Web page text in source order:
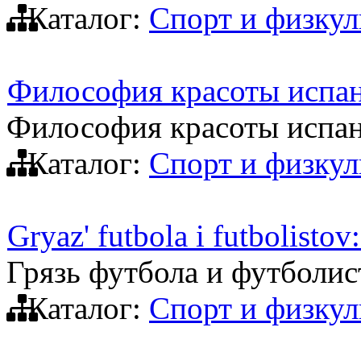
Каталог: Спорт и
Философия красоты
Философия красоты
Каталог: Спорт и
Gryaz' futbola i
Грязь футбола и
Каталог: Спорт и